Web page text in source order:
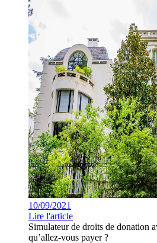
10/09/2021
Lire l'article
Simulateur de droits de donation
qu’allez-vous payer ?